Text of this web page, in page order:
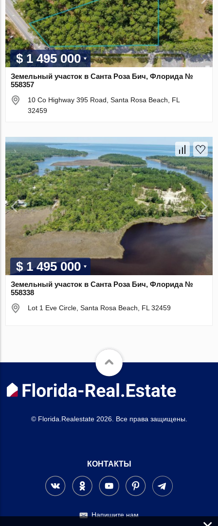
$ 1 495 000
Земельный участок в Санта Роза Бич, Флорида №
558357
10 Co Highway 395 Road, Santa Rosa Beach, FL
32459
$ 1 495 000
Земельный участок в Санта Роза Бич, Флорида №
558338
Lot 1 Eve Circle, Santa Rosa Beach, FL 32459
© Florida.Realestate 2026. Все права защищены.
КОНТАКТЫ
Напишите нам